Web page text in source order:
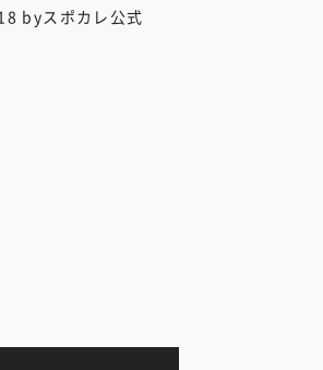
byスポカレ公式